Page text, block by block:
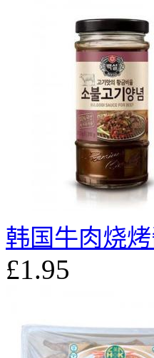
韩国牛肉烧烤
£1.95